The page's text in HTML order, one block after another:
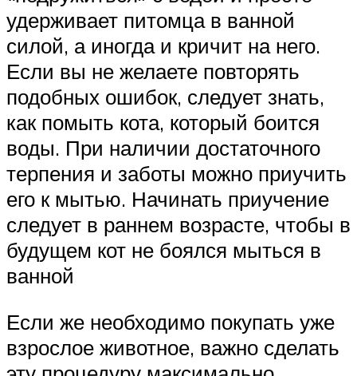
удерживает питомца в ванной
силой, а иногда и кричит на него.
Если вы не желаете повторять
подобных ошибок, следует знать,
как помыть кота, который боится
воды. При наличии достаточного
терпения и заботы можно приучить
его к мытью. Начинать приучение
следует в раннем возрасте, чтобы в
будущем кот не боялся мыться в
ванной
Если же необходимо покупать уже
взрослое животное, важно сделать